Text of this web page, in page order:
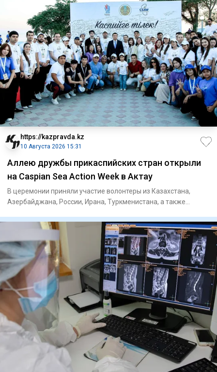
https://kazpravda.kz
10 Августа 2026 15:31
Аллею дружбы прикаспийских стран открыли
на Caspian Sea Action Week в Актау
В церемонии приняли участие волонтеры из Казахстана,
Азербайджана, России, Ирана, Туркменистана, а также